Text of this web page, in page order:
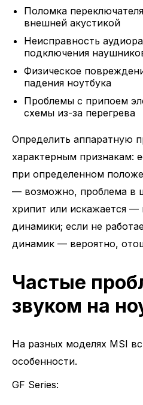
Поломка
внешней акустикой
Неисправность
подключения
Физическое
падения ноутбука
Проблемы с припоем
схемы из-за перегрева
Определить аппаратную
характерным признакам:
при определенном
— возможно, проблема в
хрипит или искажается —
динамики; если не
динамик — вероятно,
Частые
звуком на
На разных моделях MSI
особенности.
GF Series: